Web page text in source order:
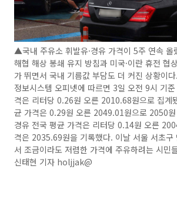
▲국내 주유소 휘발유·경유 가격이 5주 연속 올
해협 해상 봉쇄 유지 방침과 미국·이란 휴전 협
가 뛰면서 국내 기름값 부담도 더 커진 상황이
정보시스템 오피넷에 따르면 3일 오전 9시 기
격은 리터당 0.26원 오른 2010.68원으로 집계
균 가격은 0.29원 오른 2049.01원으로 2050
경유 전국 평균 가격은 리터당 0.14원 오른
격은 2035.69원을 기록했다. 이날 서울 서초구
서 조금이라도 저렴한 가격에 주유하려는 시민
신태현 기자 holjjak@